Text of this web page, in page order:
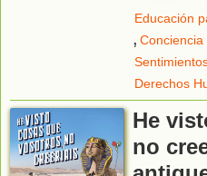
Educación
,
Derechos
He
no